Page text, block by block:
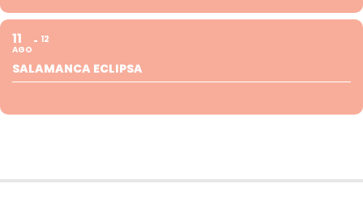
11
AGO
12
SALAMANCA ECLIPSA